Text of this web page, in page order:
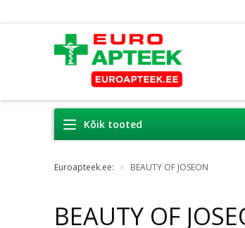
Kõik tooted
Euroapteek.ee: BEAUTY OF JOSEON
BEAUTY OF